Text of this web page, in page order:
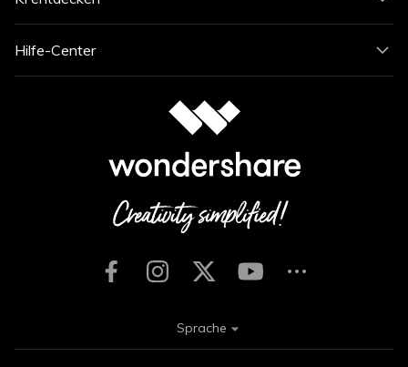
Hilfe-Center
Sprache